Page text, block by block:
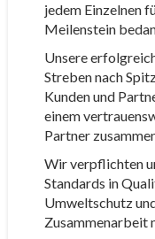
jedem Einzelnen
Meilenstein
Unsere
Streben nach
Kunden und
einem
Partner
Wir verpflichten
Standards in
Umweltschutz
Zusammenarbeit